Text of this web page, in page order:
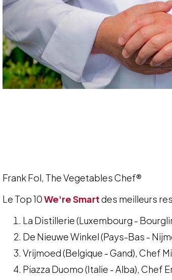
Frank Fol, The Vegetables Chef®
Le Top 10We're Smartdes meilleurs
La Distillerie (Luxembourg -
De Nieuwe Winkel (Pays-Bas -
Vrijmoed (Belgique - Gand), Chef
Piazza Duomo (Italie - Alba), Chef